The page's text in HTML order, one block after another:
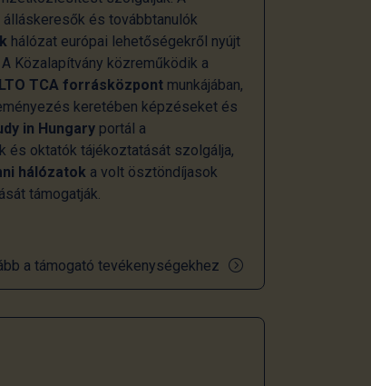
álláskeresők és továbbtanulók
hálózat európai lehetőségekről nyújt
Közalapítvány közreműködik a
TCA forrásközpont munkájában,
keretében képzéseket és
in Hungary portál a
és oktatók tájékoztatását szolgálja,
hálózatok a volt ösztöndíjasok
támogatják.
a támogató tevékenységekhez